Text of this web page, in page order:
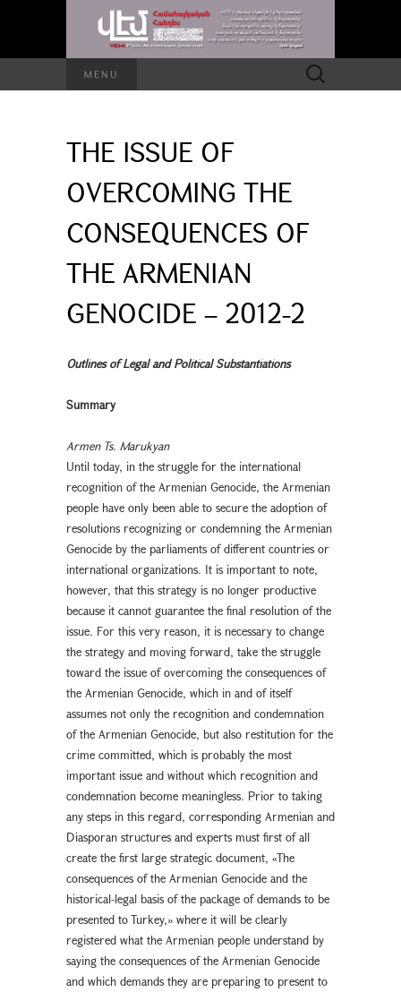
MENU
Search
for:
THE ISSUE OF
OVERCOMING THE
CONSEQUENCES OF
THE ARMENIAN
GENOCIDE – 2012-2
Outlines of Legal and Political Substantiations
Summary
Armen Ts. Marukyan
Until today, in the struggle for the international
recognition of the Armenian Genocide, the Armenian
people have only been able to secure the adoption of
resolutions recognizing or condemning the Armenian
Genocide by the parliaments of different countries or
international organizations. It is important to note,
however, that this strategy is no longer productive
because it cannot guarantee the final resolution of the
issue. For this very reason, it is necessary to change
the strategy and moving forward, take the struggle
toward the issue of overcoming the consequences of
the Armenian Genocide, which in and of itself
assumes not only the recognition and condemnation
of the Armenian Genocide, but also restitution for the
crime committed, which is probably the most
important issue and without which recognition and
condemnation become meaningless. Prior to taking
any steps in this regard, corresponding Armenian and
Diasporan structures and experts must first of all
create the first large strategic document, «The
consequences of the Armenian Genocide and the
historical-legal basis of the package of demands to be
presented to Turkey,» where it will be clearly
registered what the Armenian people understand by
saying the consequences of the Armenian Genocide
and which demands they are preparing to present to